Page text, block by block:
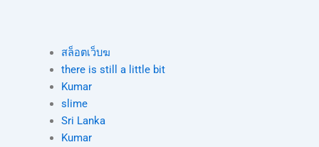
สล็อตเว็บฆ
there is still a little bit
Kumar
slime
Sri Lanka
Kumar